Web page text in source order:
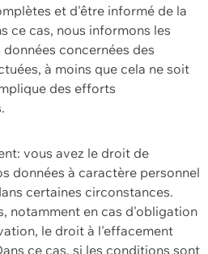
et d'être informé de la
ce cas, nous informons les
concernées des
à moins que cela ne soit
des efforts
vous avez le droit de
données à caractère personnel
certaines circonstances.
notamment en cas d'obligation
le droit à l'effacement
ce cas, si les conditions sont